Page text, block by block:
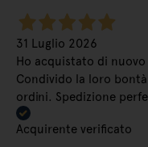
31 Luglio 2026
Ho acquistato di
Condivido la loro
ordini. Spedizione
Acquirente verificato